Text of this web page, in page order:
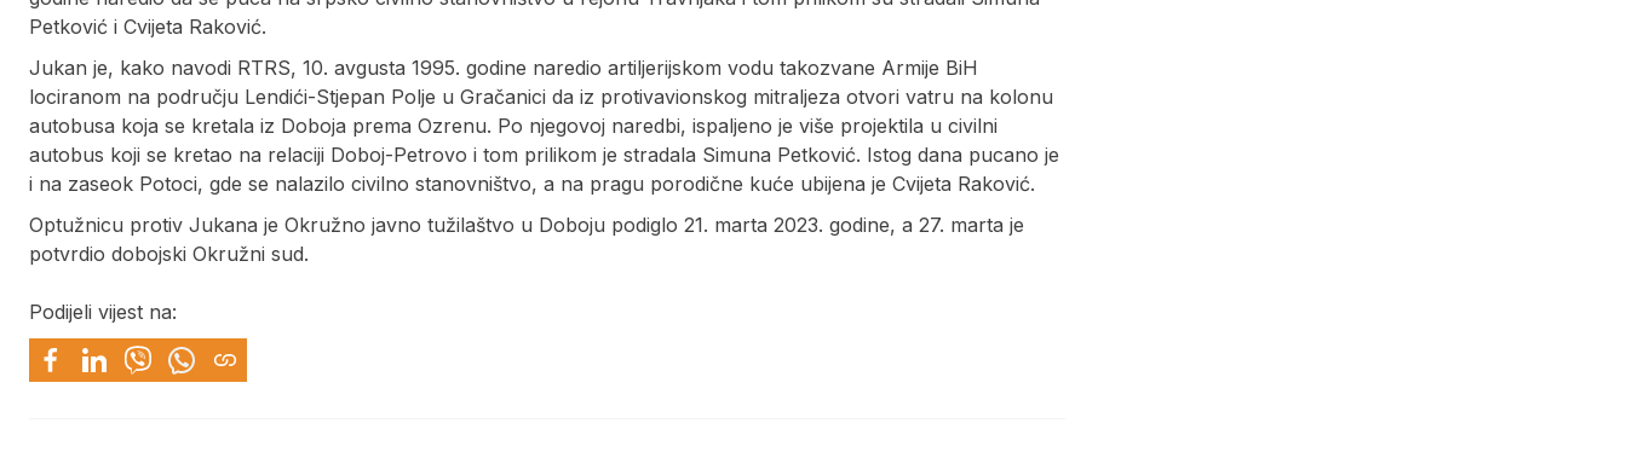
Petković i Cvijeta Raković.
Jukan je, kako navodi RTRS, 10. avgusta 1995. godine naredio artiljerijskom vodu takozvane Armije BiH
lociranom na području Lendići-Stjepan Polje u Gračanici da iz protivavionskog mitraljeza otvori vatru na kolonu
autobusa koja se kretala iz Doboja prema Ozrenu. Po njegovoj naredbi, ispaljeno je više projektila u civilni
autobus koji se kretao na relaciji Doboj-Petrovo i tom prilikom je stradala Simuna Petković. Istog dana pucano je
i na zaseok Potoci, gde se nalazilo civilno stanovništvo, a na pragu porodične kuće ubijena je Cvijeta Raković.
Optužnicu protiv Jukana je Okružno javno tužilaštvo u Doboju podiglo 21. marta 2023. godine, a 27. marta je
potvrdio dobojski Okružni sud.
Podijeli vijest na: